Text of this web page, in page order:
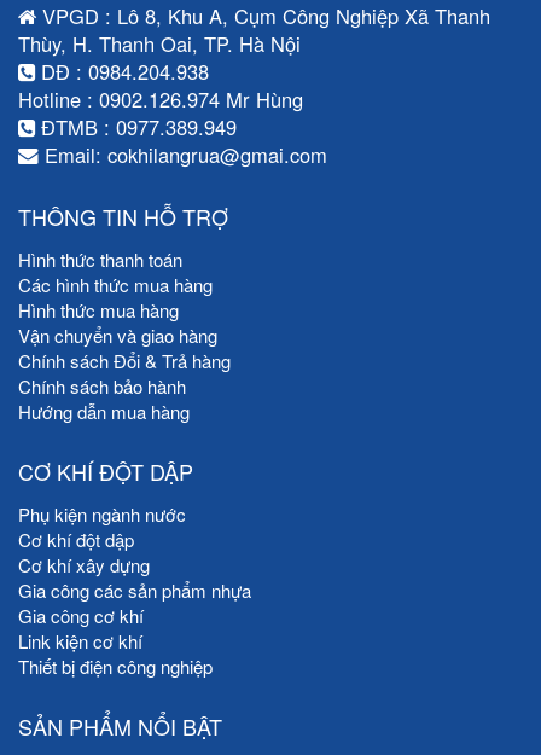
VPGD : Lô 8, Khu A, Cụm Công Nghiệp Xã Thanh
Thùy, H. Thanh Oai, TP. Hà Nội
DĐ : 0984.204.938
Hotline : 0902.126.974 Mr Hùng
ĐTMB : 0977.389.949
Email: cokhilangrua@gmai.com
THÔNG TIN HỖ TRỢ
Hình thức thanh toán
Các hình thức mua hàng
Hình thức mua hàng
Vận chuyển và giao hàng
Chính sách Đổi & Trả hàng
Chính sách bảo hành
Hướng dẫn mua hàng
CƠ KHÍ ĐỘT DẬP
Phụ kiện ngành nước
Cơ khí đột dập
Cơ khí xây dựng
Gia công các sản phẩm nhựa
Gia công cơ khí
Link kiện cơ khí
Thiết bị điện công nghiệp
SẢN PHẨM NỔI BẬT